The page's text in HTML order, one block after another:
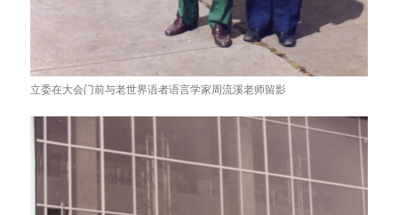
立委在大会门前与老世界语者语言学家周流溪老师留影